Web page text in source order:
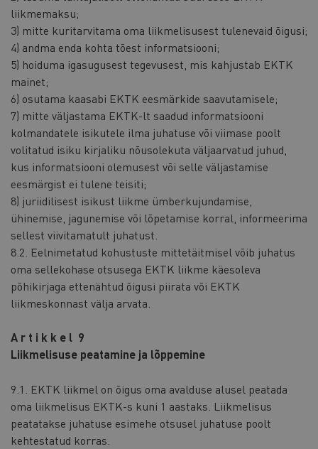
liikmemaksu;
3) mitte kuritarvitama oma liikmelisusest tulenevaid õigusi;
4) andma enda kohta tõest informatsiooni;
5) hoiduma igasugusest tegevusest, mis kahjustab EKTK
mainet;
6) osutama kaasabi EKTK eesmärkide saavutamisele;
7) mitte väljastama EKTK-lt saadud informatsiooni
kolmandatele isikutele ilma juhatuse või viimase poolt
volitatud isiku kirjaliku nõusolekuta väljaarvatud juhud,
kus informatsiooni olemusest või selle väljastamise
eesmärgist ei tulene teisiti;
8) juriidilisest isikust liikme ümberkujundamise,
ühinemise, jagunemise või lõpetamise korral, informeerima
sellest viivitamatult juhatust.
8.2. Eelnimetatud kohustuste mittetäitmisel võib juhatus
oma sellekohase otsusega EKTK liikme käesoleva
põhikirjaga ettenähtud õigusi piirata või EKTK
liikmeskonnast välja arvata.
A r t i k k e l 9
Liikmelisuse peatamine ja lõppemine
9.1. EKTK liikmel on õigus oma avalduse alusel peatada
oma liikmelisus EKTK-s kuni 1 aastaks. Liikmelisus
peatatakse juhatuse esimehe otsusel juhatuse poolt
kehtestatud korras.